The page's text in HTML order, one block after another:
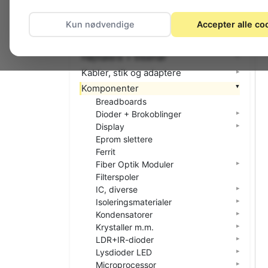
El-materiel (installation)
Foto
Højttalere + tilbehør
Kabler, stik og adaptere
Komponenter
Breadboards
Dioder + Brokoblinger
Display
Eprom slettere
Ferrit
Fiber Optik Moduler
Filterspoler
IC, diverse
Isoleringsmaterialer
Kondensatorer
Krystaller m.m.
LDR+IR-dioder
Lysdioder LED
Microprocessor
Kun nødvendige Accepter alle